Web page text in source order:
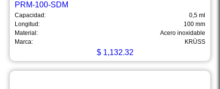
PRM-100-SDM
Capacidad:
0,5 ml
Longitud:
100 mm
Material:
Acero inoxidable
Marca:
KRÜSS
$1,132.32